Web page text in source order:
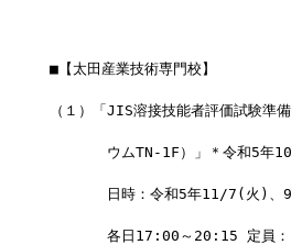
■【太田産業技術専門校】
（１）「JIS溶接技能者評価試験準
ウムTN-1F）」＊令和5年10/
日時：令和5年11/7(火)、9(
各日17:00～20:15 定員：10